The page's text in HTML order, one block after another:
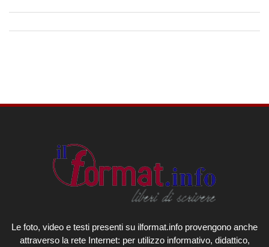
Le foto, video e testi presenti su ilformat.info provengono anche
attraverso la rete Internet: per utilizzo informativo, didattico,